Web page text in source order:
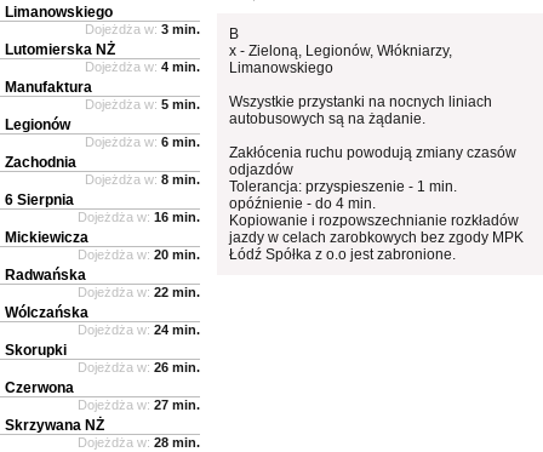
B
x - Zieloną, Legionów, Włókniarzy,
Limanowskiego
Wszystkie przystanki na nocnych liniach
autobusowych są na żądanie.
Zakłócenia ruchu powodują zmiany czasów
odjazdów
Tolerancja: przyspieszenie - 1 min.
opóźnienie - do 4 min.
Kopiowanie i rozpowszechnianie rozkładów
jazdy w celach zarobkowych bez zgody MPK
Łódź Spółka z o.o jest zabronione.
Limanowskiego
Dojeżdża w: 3 min.
Lutomierska NŻ
Dojeżdża w: 4 min.
Manufaktura
Dojeżdża w: 5 min.
Legionów
Dojeżdża w: 6 min.
Zachodnia
Dojeżdża w: 8 min.
6 Sierpnia
Dojeżdża w: 16 min.
Mickiewicza
Dojeżdża w: 20 min.
Radwańska
Dojeżdża w: 22 min.
Wólczańska
Dojeżdża w: 24 min.
Skorupki
Dojeżdża w: 26 min.
Czerwona
Dojeżdża w: 27 min.
Skrzywana NŻ
Dojeżdża w: 28 min.